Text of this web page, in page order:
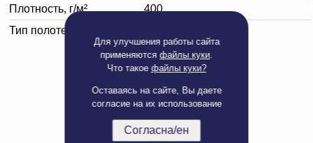
Для улучшения работы сайта
применяютсяфайлы куки.
Что такое файлы куки?
Оставаясь на сайте, Вы даете
согласие на их использование
Согласна/ен
Плотность, г/м²
400
Тип полотенца
Полная версия сайта